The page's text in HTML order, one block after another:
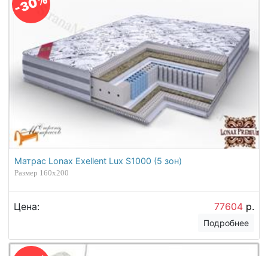
Матрас Lonax Exellent Lux S1000 (5 зон)
Размер 160х200
Цена: 77604 р.
Подробнее